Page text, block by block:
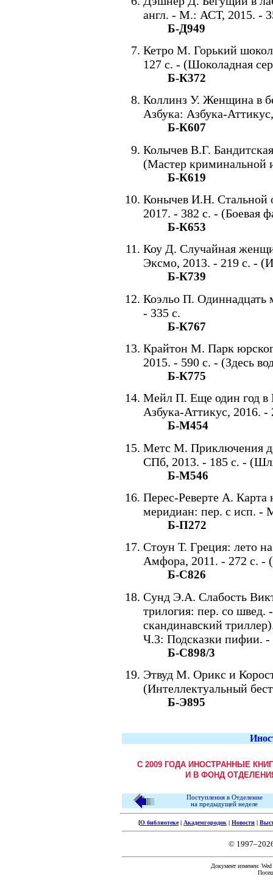
англ. - М.: АСТ, 2015. -
Б-Д949
Кетро М. Горький
127 с. - (Шоколадная
Б-К372
Коллинз У. Женщина в
Азбука: Азбука-
Б-К607
Колычев В.Г.
(Мастер криминальной
Б-К619
Конычев И.Н.
2017. - 382 с. - (Боевая
Б-К653
Коу Д. Случайная
Эксмо, 2013. - 219 с. -
Б-К739
Коэльо П. Одиннадцать
- 335 с.
Б-К767
Крайтон М. Парк
2015. - 590 с. - (Здесь
Б-К775
Мейл П. Еще один год в
Азбука-Аттикус, 2016.
Б-М454
Метс М. Приключения
СПб, 2013. - 185 с. -
Б-М546
Перес-Реверте А.
меридиан: пер. с исп. -
Б-П272
Стоун Т. Греция: лето
Амфора, 2011. - 272 с. -
Б-С826
Сунд Э.А. Слабость
трилогия: пер. со
скандинавский
Ч.3: Подсказки пифии. -
Б-С898/3
Этвуд М. Орикс и
(Интеллектуальный
Б-Э895
С 2009 ГОДА ИНОСТРАННЫЕ
И В ФОНД
Поступления в Отделение
на предыдущей неделе
[О библиотеке| Академгородок | Новости |
©
Документ изменен: